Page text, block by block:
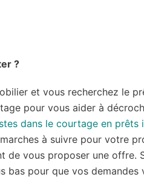
?
et vous recherchez le
pour vous aider à
dans le courtage en prêts
à suivre pour votre
de vous proposer une offre.
bas pour que vos demandes